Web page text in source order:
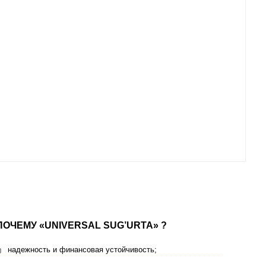
«UNIVERSAL SUG’URTA» ?
надежность и финансовая устойчивость;